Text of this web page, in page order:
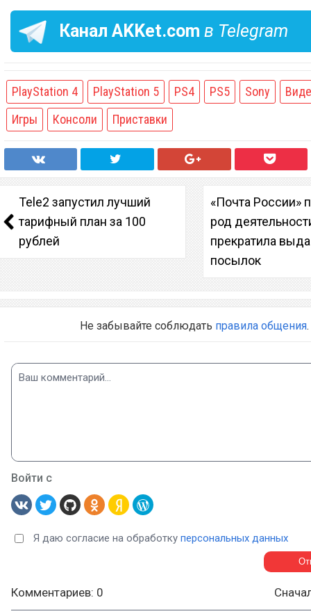
Канал AKKet.com в Telegram
PlayStation 4 PlayStation 5 PS4 PS5 Sony
Игры
Консоли Приставки
Tele2 запустил лучший
тарифный план за 100
рублей
«Почта России»
род
прекратила
посылок
Не забывайте соблюдать правила общения.
Войти с
Я даю согласие на обработку персональных данных
Комментариев: 0